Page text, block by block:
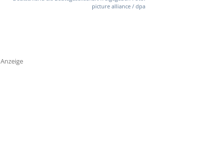
picture alliance / dpa
Anzeige